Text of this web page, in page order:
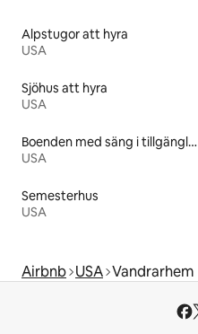
Alpstugor att hyra
USA
Sjöhus att hyra
USA
Boenden med säng i tillgänglighetsanpassad höjd
USA
Semesterhus
USA
Airbnb USA Vandrarhem